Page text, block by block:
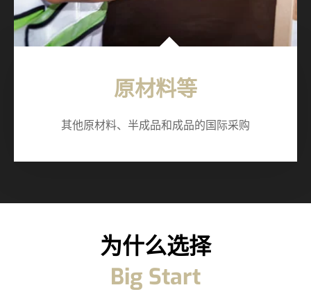
原材料等
其他原材料、半成品和成品的国际采购
为什么选择
Big Start